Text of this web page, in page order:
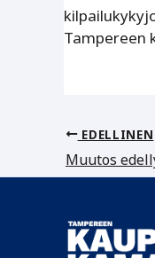
Tampereen
EDELLINEN
Muutos